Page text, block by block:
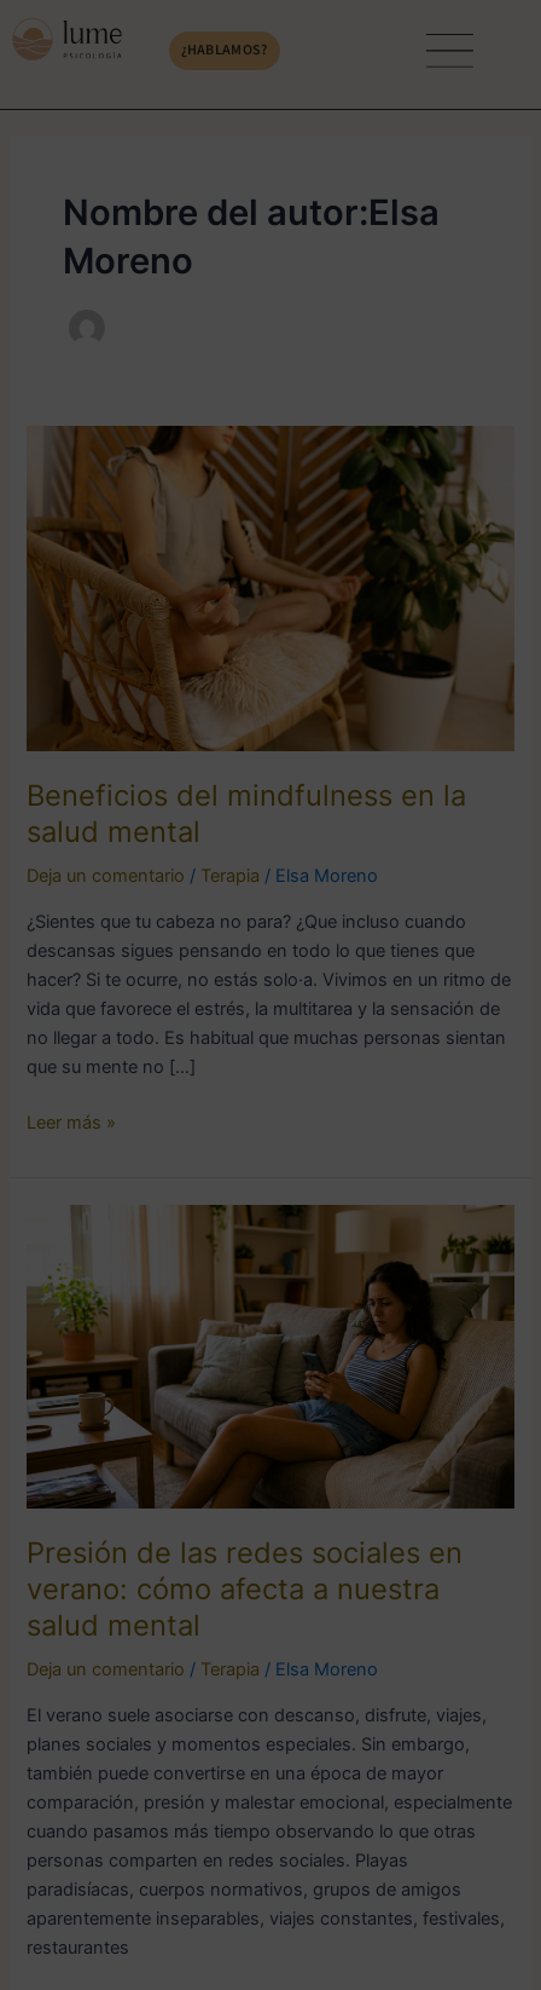
¿HABLAMOS?
Nombre del autor:Elsa
Moreno
Beneficios del mindfulness en la
salud mental
Deja un comentario / Terapia / Elsa Moreno
¿Sientes que tu cabeza no para? ¿Que incluso cuando
descansas sigues pensando en todo lo que tienes que
hacer? Si te ocurre, no estás solo·a. Vivimos en un ritmo de
vida que favorece el estrés, la multitarea y la sensación de
no llegar a todo. Es habitual que muchas personas sientan
que su mente no […]
Beneficios
en
mental
Leer más »
Presión de las redes sociales en
verano: cómo afecta a nuestra
salud mental
Deja un comentario / Terapia / Elsa Moreno
El verano suele asociarse con descanso, disfrute, viajes,
planes sociales y momentos especiales. Sin embargo,
también puede convertirse en una época de mayor
comparación, presión y malestar emocional, especialmente
cuando pasamos más tiempo observando lo que otras
personas comparten en redes sociales. Playas
paradisíacas, cuerpos normativos, grupos de amigos
aparentemente inseparables, viajes constantes, festivales,
restaurantes
las
redes
sociales
en
verano:
cómo
afecta
a
nuestra
salud
mental
de